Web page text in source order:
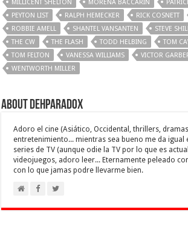
MILLICENT SHELTON
MORENA BACCARIN
PEYTON LIST
RALPH HEMECKER RICK COSNETT
ROBBIE AMELL
SHANTEL VANSANTEN STEVE
THE CW
THE FLASH TODD HELBING
TOM
TOM FELTON
VANESSA WILLIAMS VICTOR
WENTWORTH MILLER
About Dehparadox
Adoro el cine (Asiático, Occidental, thrillers,
entretenimiento... mientras sea bueno me da igual
series de TV (aunque odie la TV por lo que es
videojuegos, adoro leer... Eternamente peleado
con lo que jamas podre llevarme bien.